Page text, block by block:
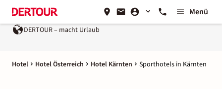
Menü
DERTOUR – macht Urlaub
Hotel Hotel Österreich Hotel Kärnten Sporthotels in Kärnten